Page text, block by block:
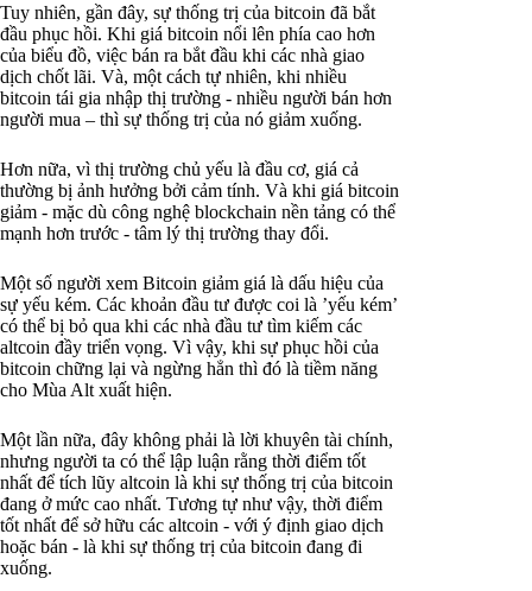
Tuy nhiên, gần đây, sự thống trị của bitcoin đã bắt
đầu phục hồi. Khi giá bitcoin nổi lên phía cao hơn
của biểu đồ, việc bán ra bắt đầu khi các nhà giao
dịch chốt lãi. Và, một cách tự nhiên, khi nhiều
bitcoin tái gia nhập thị trường - nhiều người bán hơn
người mua – thì sự thống trị của nó giảm xuống.
Hơn nữa, vì thị trường chủ yếu là đầu cơ, giá cả
thường bị ảnh hưởng bởi cảm tính. Và khi giá bitcoin
giảm - mặc dù công nghệ blockchain nền tảng có thể
mạnh hơn trước - tâm lý thị trường thay đổi.
Một số người xem Bitcoin giảm giá là dấu hiệu của
sự yếu kém. Các khoản đầu tư được coi là ’yếu kém’
có thể bị bỏ qua khi các nhà đầu tư tìm kiếm các
altcoin đầy triển vọng. Vì vậy, khi sự phục hồi của
bitcoin chững lại và ngừng hẳn thì đó là tiềm năng
cho Mùa Alt xuất hiện.
Một lần nữa, đây không phải là lời khuyên tài chính,
nhưng người ta có thể lập luận rằng thời điểm tốt
nhất để tích lũy altcoin là khi sự thống trị của bitcoin
đang ở mức cao nhất. Tương tự như vậy, thời điểm
tốt nhất để sở hữu các altcoin - với ý định giao dịch
hoặc bán - là khi sự thống trị của bitcoin đang đi
xuống.